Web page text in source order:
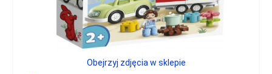
Obejrzyj zdjęcia w sklepie